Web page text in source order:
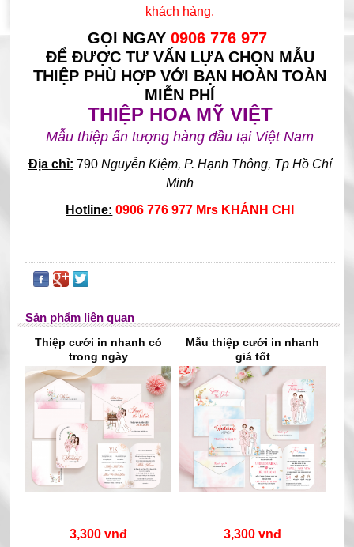
khách hàng.
GỌI NGAY0906 776 977
ĐỂ ĐƯỢC TƯ VẤN LỰA CHỌN MẪU
THIỆP PHÙ HỢP VỚI BẠN HOÀN TOÀN
MIỄN PHÍ
THIỆP HOA MỸ VIỆT
Mẫu thiệp ấn tượng hàng đầu tại Việt Nam
Địa chỉ: 790Nguyễn Kiệm, P. Hạnh Thông, Tp Hồ Chí
Minh
Hotline: 0906 776 977 Mrs KHÁNH CHI
Sản phẩm liên quan
Thiệp cưới in nhanh có
trong ngày
3,300 vnđ
Mẫu thiệp cưới in nhanh
giá tốt
3,300 vnđ